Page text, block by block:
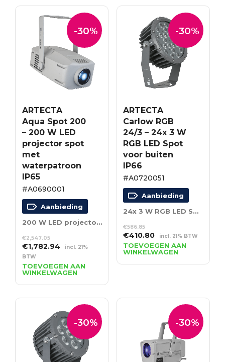
-30%
ARTECTA
Aqua Spot 200
– 200 W LED
projector spot
met
waterpatroon
IP65
#A0690001
Aanbieding
200 W LED projector spot met waterpatroon IP65
€2,547.05
Oorspronkelijke
prijs
was:
€2,547.05.
€1,782.94Huidige
is:
€1,782.94.
incl. 21%
BTW
TOEVOEGEN AAN
WINKELWAGEN
-30%
ARTECTA
Carlow RGB
24/3 – 24x 3 W
RGB LED Spot
voor buiten
IP66
#A0720051
Aanbieding
24x 3 W RGB LED Spot voor buiten IP66
€586.85
Oorspronkelijke
prijs
was:
€586.85.
€410.80Huidige
prijs
is:
€410.80.
incl. 21% BTW
TOEVOEGEN AAN
WINKELWAGEN
-30% -30%